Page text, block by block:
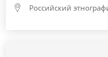
Российский